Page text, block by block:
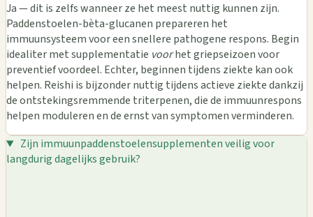
Ja — dit is zelfs wanneer ze het meest nuttig kunnen zijn.
Paddenstoelen-bèta-glucanen prepareren het
immuunsysteem voor een snellere pathogene respons. Begin
idealiter met supplementatie voorhet griepseizoen voor
preventief voordeel. Echter, beginnen tijdens ziekte kan ook
helpen. Reishi is bijzonder nuttig tijdens actieve ziekte dankzij
de ontstekingsremmende triterpenen, die de immuunrespons
helpen moduleren en de ernst van symptomen verminderen.
Zijn immuunpaddenstoelensupplementen veilig voor
langdurig dagelijks gebruik?